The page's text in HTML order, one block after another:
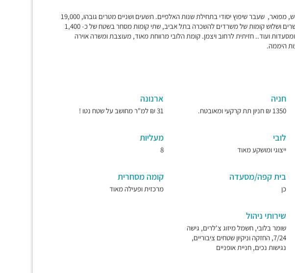
מגדל משרדים ומסחר, מבוקש מאוד, נגיש, מפואר, שעבר שיפוץ יסודי בתחילת שנות האלפיים. תשעים ושניים מטרים גובהו, 19,000
מ"ר שטח בנוי, נוף מדהים מכל קומה, עשרים ושלוש קומות של משרדים להשכרה בתל אביב, שתי קומות מסחר בשטח של כ- 1,400
ועוד.. חזיתית לרחוב ויצמן. קומת הלובי מרווחת מאוד, מעוצבת ומשרה אוירה
היממה.
חניה
1350 ₪ חניון תת קרקעי ומאובטח.
ארנונה
31 ₪ למ"ר מחושב על שטח נטו !
לובי
ייצוגי ומושקע מאוד
מעליות
8
בית קפה/מסעדה
כן
קומה מסחרית
מרכזית ופעילה מאוד
שירותי ניהול
שומר בלובי, חשמל מיזוג צ'לרים, גישה
7/24, החזקה וניקיון שטחים ציבוריים,
נגישות נכים, חניית אופניים